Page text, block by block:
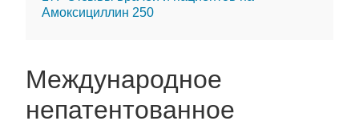
Амоксициллин 250
Международное
непатентованное